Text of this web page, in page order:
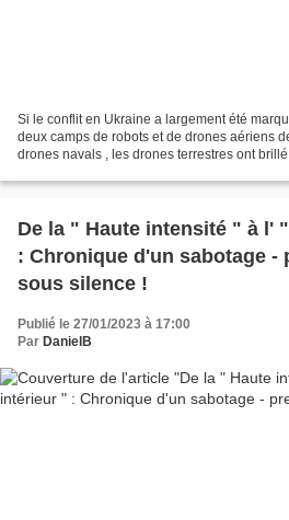
Si le conflit en Ukraine a largement été
deux camps de robots et de drones aériens
drones navals , les drones terrestres ont brillé
De la " Haute intensité " à l'
: Chronique d'un sabotage -
sous silence !
Publié le 27/01/2023 à 17:00
Par DanielB